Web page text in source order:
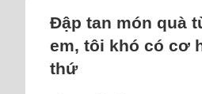
Đập tan món quà
em, tôi khó có cơ
thứ